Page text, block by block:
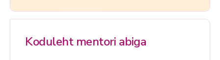
Koduleht mentori abiga